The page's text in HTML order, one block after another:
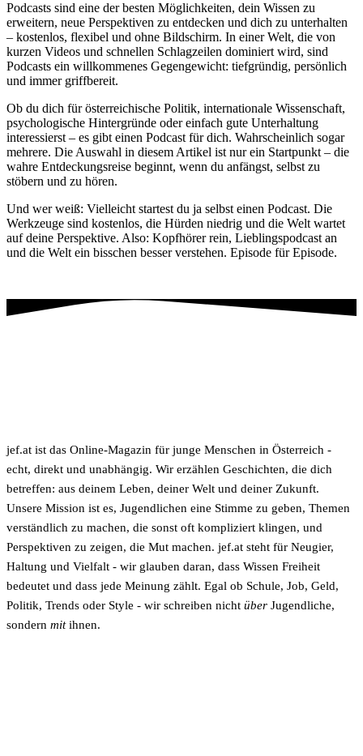
Podcasts sind eine der besten Möglichkeiten, dein Wissen zu
erweitern, neue Perspektiven zu entdecken und dich zu unterhalten
– kostenlos, flexibel und ohne Bildschirm. In einer Welt, die von
kurzen Videos und schnellen Schlagzeilen dominiert wird, sind
Podcasts ein willkommenes Gegengewicht: tiefgründig, persönlich
und immer griffbereit.
Ob du dich für österreichische Politik, internationale Wissenschaft,
psychologische Hintergründe oder einfach gute Unterhaltung
interessierst – es gibt einen Podcast für dich. Wahrscheinlich sogar
mehrere. Die Auswahl in diesem Artikel ist nur ein Startpunkt – die
wahre Entdeckungsreise beginnt, wenn du anfängst, selbst zu
stöbern und zu hören.
Und wer weiß: Vielleicht startest du ja selbst einen Podcast. Die
Werkzeuge sind kostenlos, die Hürden niedrig und die Welt wartet
auf deine Perspektive. Also: Kopfhörer rein, Lieblingspodcast an
und die Welt ein bisschen besser verstehen. Episode für Episode.
jef.at ist das Online-Magazin für junge Menschen in Österreich -
echt, direkt und unabhängig. Wir erzählen Geschichten, die dich
betreffen: aus deinem Leben, deiner Welt und deiner Zukunft.
Unsere Mission ist es, Jugendlichen eine Stimme zu geben, Themen
verständlich zu machen, die sonst oft kompliziert klingen, und
Perspektiven zu zeigen, die Mut machen. jef.at steht für Neugier,
Haltung und Vielfalt - wir glauben daran, dass Wissen Freiheit
bedeutet und dass jede Meinung zählt. Egal ob Schule, Job, Geld,
Politik, Trends oder Style - wir schreiben nicht über Jugendliche,
sondern mitihnen.